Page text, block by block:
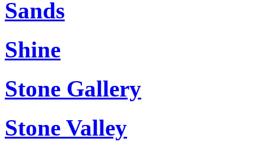
Sands
Shine
Stone Gallery
Stone Valley